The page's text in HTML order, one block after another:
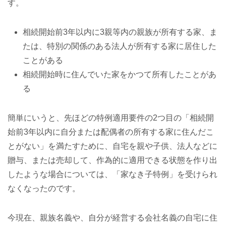
す。
相続開始前3年以内に3親等内の親族が所有する家、ま
たは、特別の関係のある法人が所有する家に居住した
ことがある
相続開始時に住んでいた家をかつて所有したことがあ
る
簡単にいうと、先ほどの特例適用要件の2つ目の「相続開
始前3年以内に自分または配偶者の所有する家に住んだこ
とがない」を満たすために、自宅を親や子供、法人などに
贈与、または売却して、作為的に適用できる状態を作り出
したような場合については、「家なき子特例」を受けられ
なくなったのです。
今現在、親族名義や、自分が経営する会社名義の自宅に住